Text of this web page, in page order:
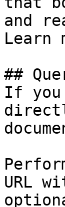
and
Learn
##
If
URL